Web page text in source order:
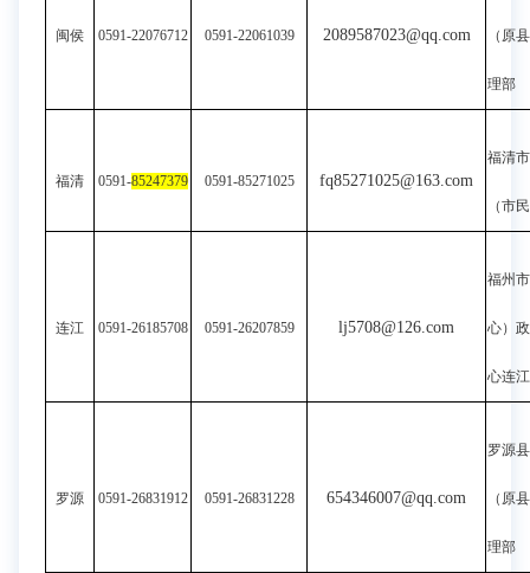
闽侯 0591-22076712 0591-22061039 2089587023@qq.com （原
理部
福清 0591-85247379 0591-85271025 fq85271025@163.com
福清
（市
连江 0591-26185708 0591-26207859 lj5708@126.com
福州
心）
心连
罗源 0591-26831912 0591-26831228 654346007@qq.com
罗源
（原
理部